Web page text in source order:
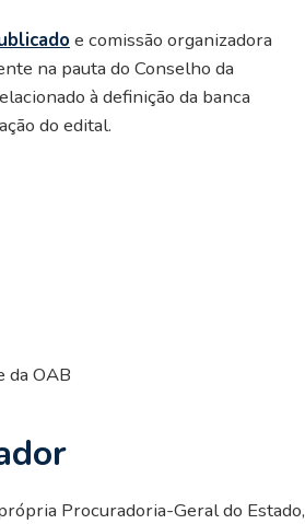
e comissão organizadora
na pauta do Conselho da
à definição da banca
do edital.
da OAB
Procuradoria-Geral do Estado,